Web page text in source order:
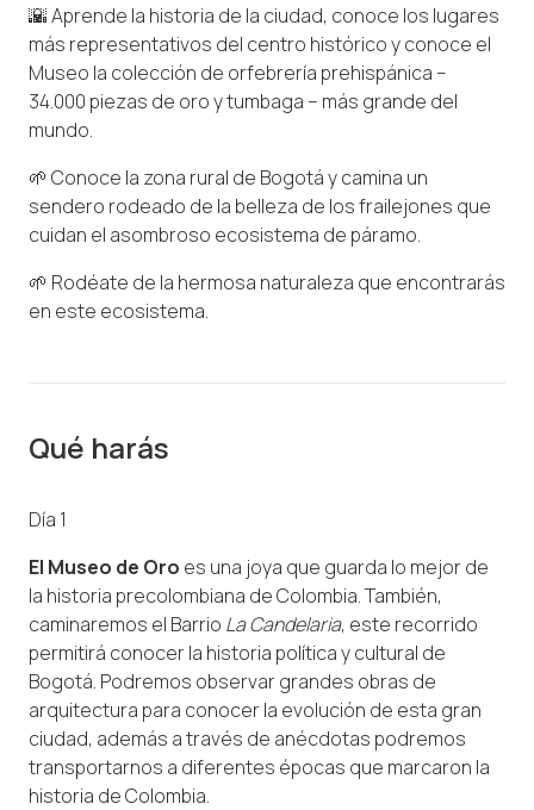
🌇 Aprende la historia de la ciudad, conoce los lugares
más representativos del centro histórico y conoce el
Museo la colección de orfebrería prehispánica –
34.000 piezas de oro y tumbaga – más grande del
mundo.
🌱 Conoce la zona rural de Bogotá y camina un
sendero rodeado de la belleza de los frailejones que
cuidan el asombroso ecosistema de páramo.
🌱 Rodéate de la hermosa naturaleza que encontrarás
en este ecosistema.
Qué harás
Día 1
El Museo de Oro es una joya que guarda lo mejor de
la historia precolombiana de Colombia. También,
caminaremos el Barrio La Candelaria, este recorrido
permitirá conocer la historia política y cultural de
Bogotá. Podremos observar grandes obras de
arquitectura para conocer la evolución de esta gran
ciudad, además a través de anécdotas podremos
transportarnos a diferentes épocas que marcaron la
historia de Colombia.